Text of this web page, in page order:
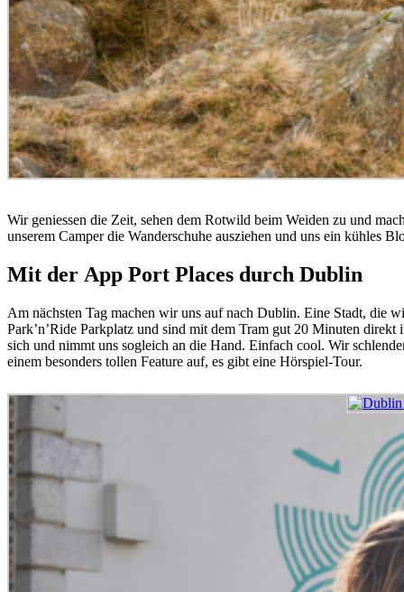
Wir geniessen die Zeit, sehen dem Rotwild beim Weiden zu und
unserem Camper die Wanderschuhe ausziehen und uns ein kühles
Mit der App Port Places durch Dublin
Am nächsten Tag machen wir uns auf nach Dublin. Eine Stadt, die
Park’n’Ride Parkplatz und sind mit dem Tram gut 20 Minuten
sich und nimmt uns sogleich an die Hand. Einfach cool. Wir
einem besonders tollen Feature auf, es gibt eine Hörspiel-Tour.